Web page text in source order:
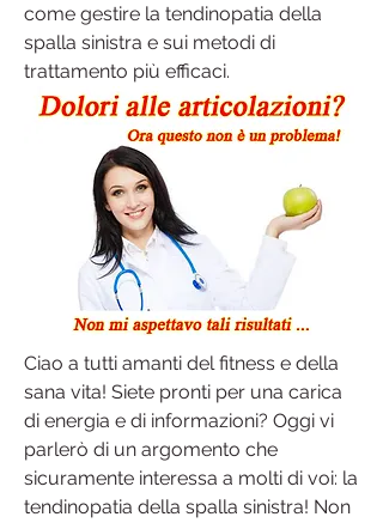
come gestire la tendinopatia della
spalla sinistra e sui metodi di
trattamento più efficaci.
Ciao a tutti amanti del fitness e della
sana vita! Siete pronti per una carica
di energia e di informazioni? Oggi vi
parlerò di un argomento che
sicuramente interessa a molti di voi: la
tendinopatia della spalla sinistra! Non